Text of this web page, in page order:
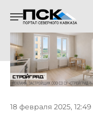
18 февраля 2025, 12:49